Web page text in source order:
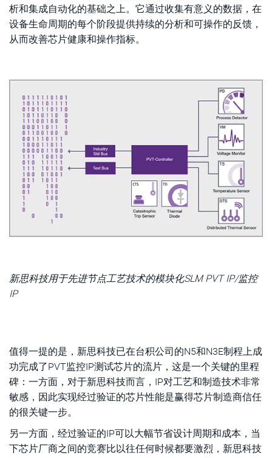
析和集成自动化的基础之上。它通过收集有意义的数据，在
设备生命周期的每个阶段提供持续的分析和可操作的反馈，
从而改善芯片健康和操作指标。
新思科技用于先进节点工艺技术的模块化SLM PVT IP/监控
IP
值得一提的是，新思科技已在台积公司的N5和N3E制程上成
功完成了PVT监控IP测试芯片的流片，这是一个关键的里程
碑：一方面，对于新思科技而言，IP对工艺和制造技术非常
敏感，因此实现经过验证的芯片性能是赢得芯片制造商信任
的很关键一步。
另一方面，经过验证的IP可以大幅节省设计周期和成本，当
下芯片厂商之间的竞赛比以往任何时候都要激烈，新思科技